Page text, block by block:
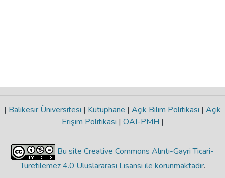
| Balıkesir Üniversitesi | Kütüphane | Açık Bilim Politikası | Açık
Erişim Politikası | OAI-PMH |
Bu site Creative Commons Alıntı-Gayri Ticari-
Türetilemez 4.0 Uluslararası Lisansı ile korunmaktadır.